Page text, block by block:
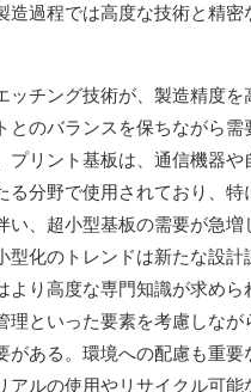
造過程では高度な技術と精密
ッチング技術が、製造精度を
とのバランスを保ちながら需
プリント基板は、通信機器や
る分野で使用されており、特
い、超小型基板の需要が急増
型化のトレンドは新たな設計
より高度な専門知識が求めら
理といった要素を考慮しなが
がある。環境への配慮も重要
アルの使用やリサイクル可能